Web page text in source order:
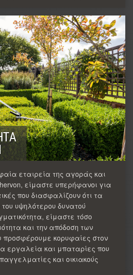
εταιρεία της αγοράς και
είμαστε υπερήφανοι για
που διασφαλίζουν ότι τα
υψηλότερου δυνατού
είμαστε τόσο
και την απόδοση των
κορυφαίες στον
εργαλεία και μπαταρίες που
και οικιακούς